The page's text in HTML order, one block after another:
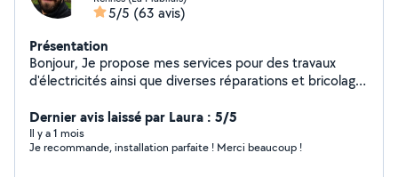
5/5 (63 avis)
Présentation
Bonjour, Je propose mes services pour des travaux
d'électricités ainsi que diverses réparations et bricolage
en tout genre et je propose des services de
déménagement. N'hésitez pas à me contacter pour
discuter de vos besoins et projets !
Dernier avis laissé par Laura : 5/5
Il y a 1 mois
Je recommande, installation parfaite ! Merci beaucoup !